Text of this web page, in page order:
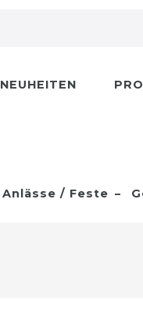
NEUHEITEN
Anlässe / Feste